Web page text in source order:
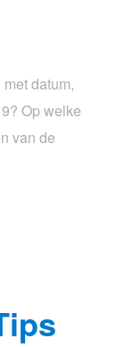
datum,
Op welke
van de